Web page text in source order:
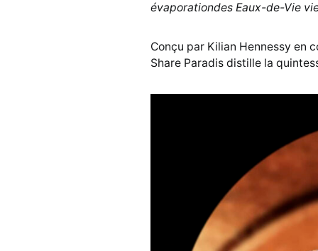
évaporationdes Eaux-de-Vie
Conçu par Kilian Hennessy en
Share Paradis distille la